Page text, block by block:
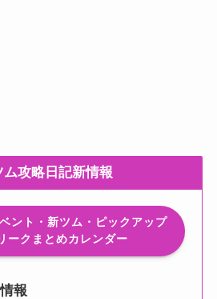
ム攻略日記新情報
ント・新ツム・ピックアップ
ークまとめカレンダー
報